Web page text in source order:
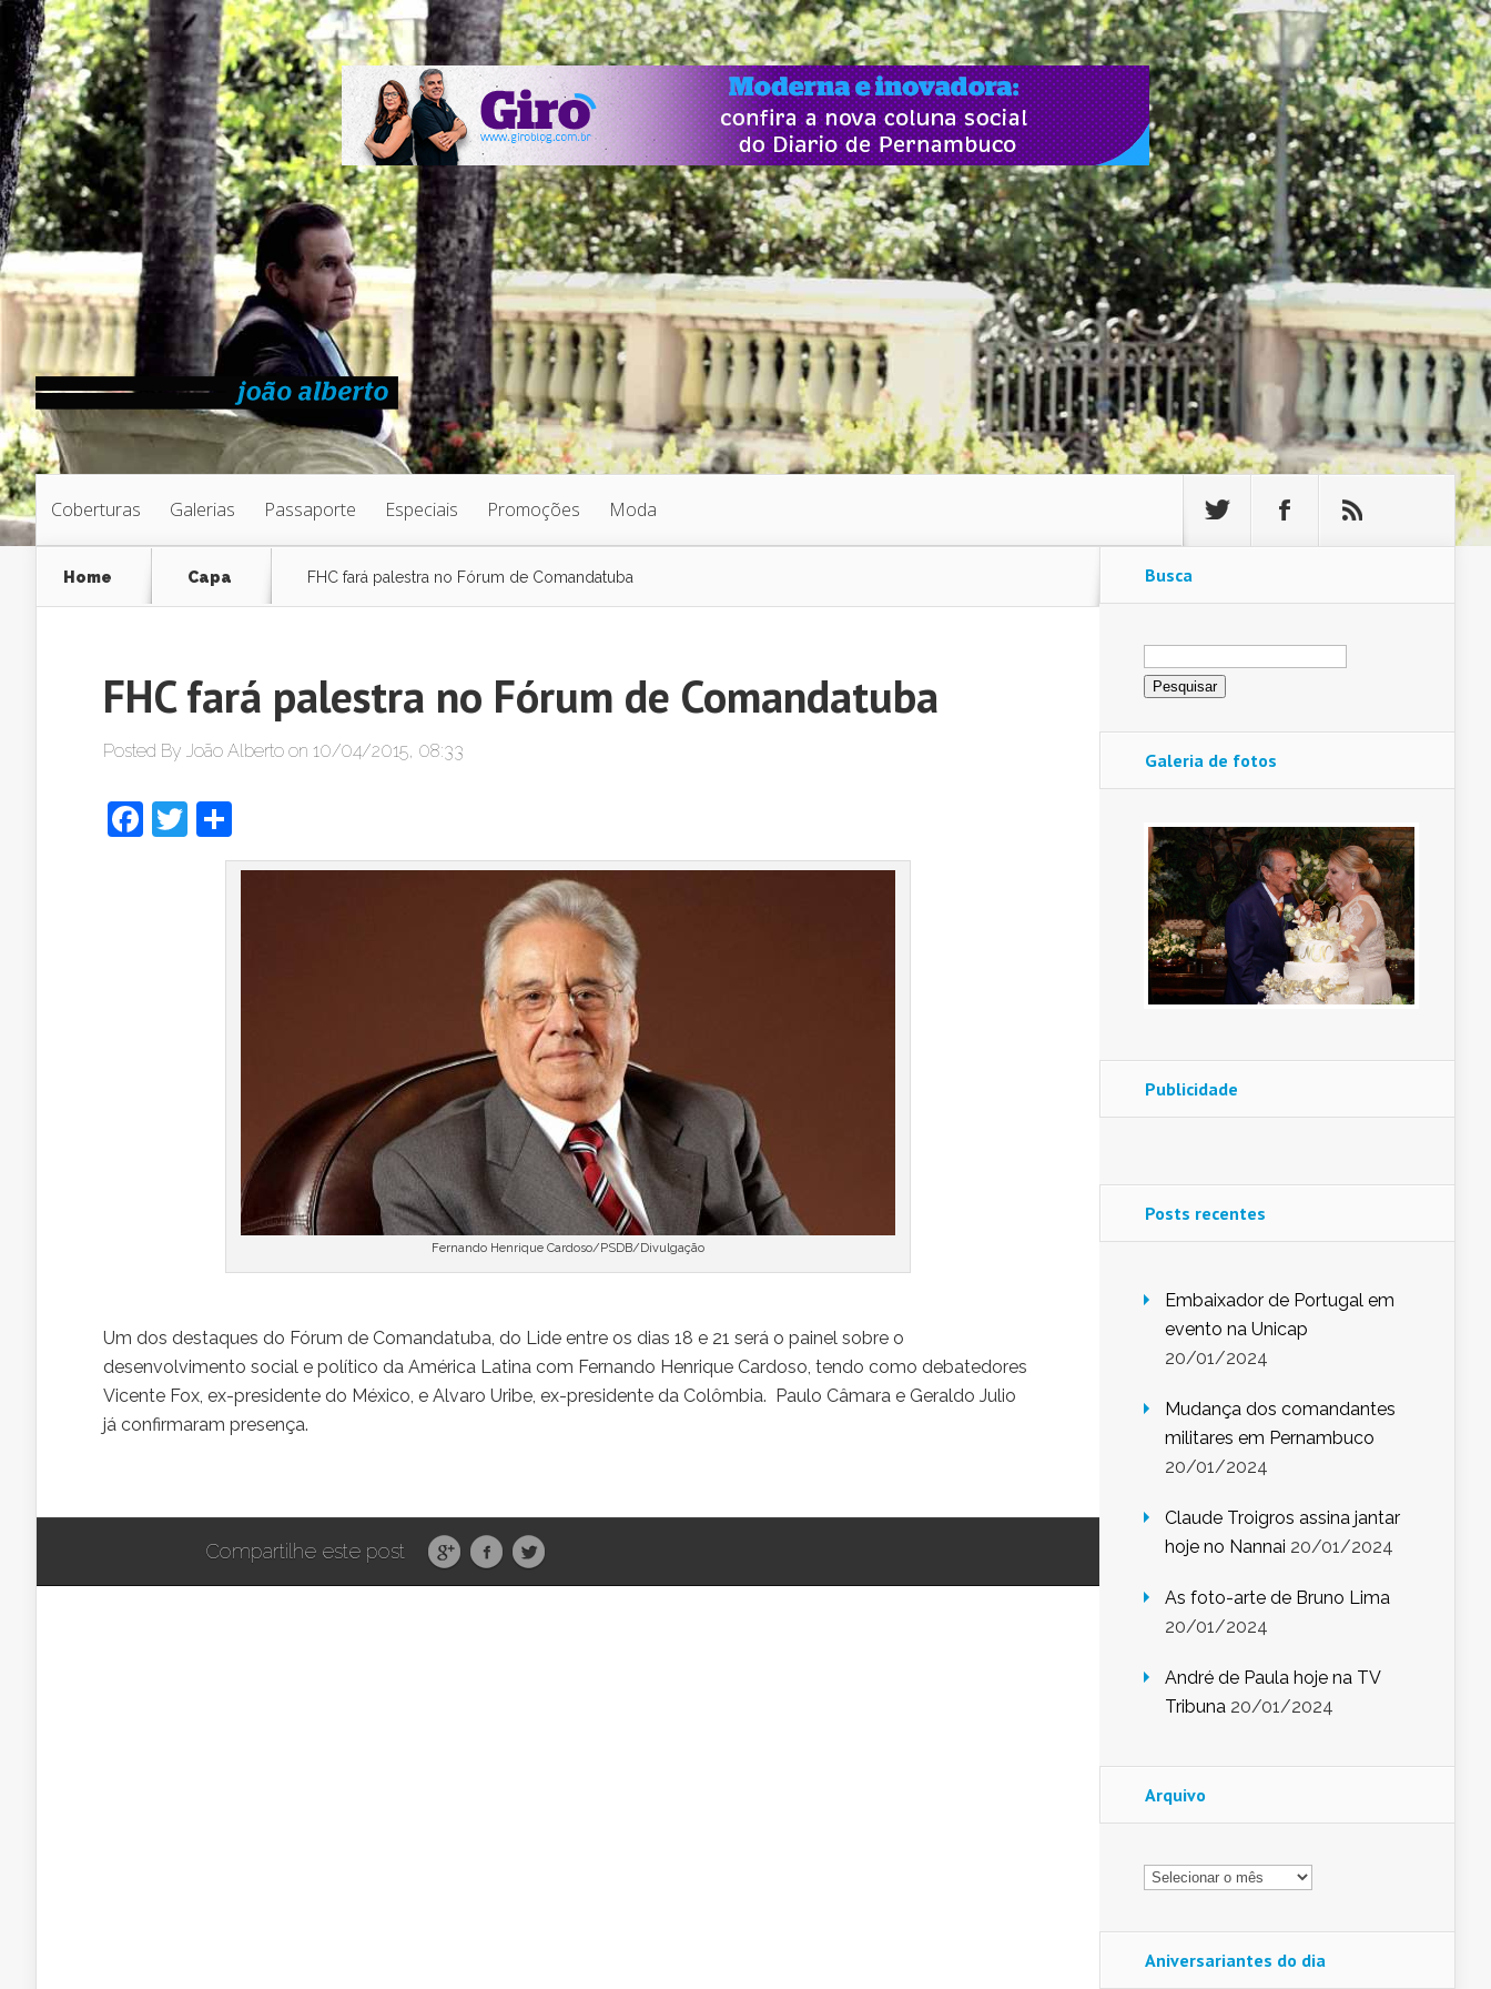
Coberturas Galerias Passaporte Especiais Promoções Moda
Home Capa FHC fará palestra no Fórum de Comandatuba
FHC fará palestra no Fórum de Comandatuba
Posted By João Alberto on 10/04/2015, 08:33
Facebook
Twitter
Fernando Henrique Cardoso/PSDB/Divulgação
Um dos destaques do Fórum de Comandatuba, do Lide entre os dias 18 e 21 será o painel sobre o
desenvolvimento social e político da América Latina com Fernando Henrique Cardoso, tendo como debatedores
Vicente Fox, ex-presidente do México, e Alvaro Uribe, ex-presidente da Colômbia. Paulo Câmara e Geraldo Julio
já confirmaram presença.
Compartilhe este post
Busca
Pesquisar
por:
Galeria de fotos
Publicidade
Posts recentes
Embaixador de Portugal em
evento na Unicap
20/01/2024
Mudança dos comandantes
militares em Pernambuco
20/01/2024
Claude Troigros assina jantar
hoje no Nannai 20/01/2024
As foto-arte de Bruno Lima
20/01/2024
André de Paula hoje na TV
Tribuna 20/01/2024
Arquivo
Arquivo
Aniversariantes do dia